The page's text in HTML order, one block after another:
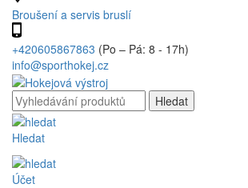
Broušení a servis bruslí
+420605867863 (Po – Pá: 8 - 17h)
info@sporthokej.cz
Hledat
Účet